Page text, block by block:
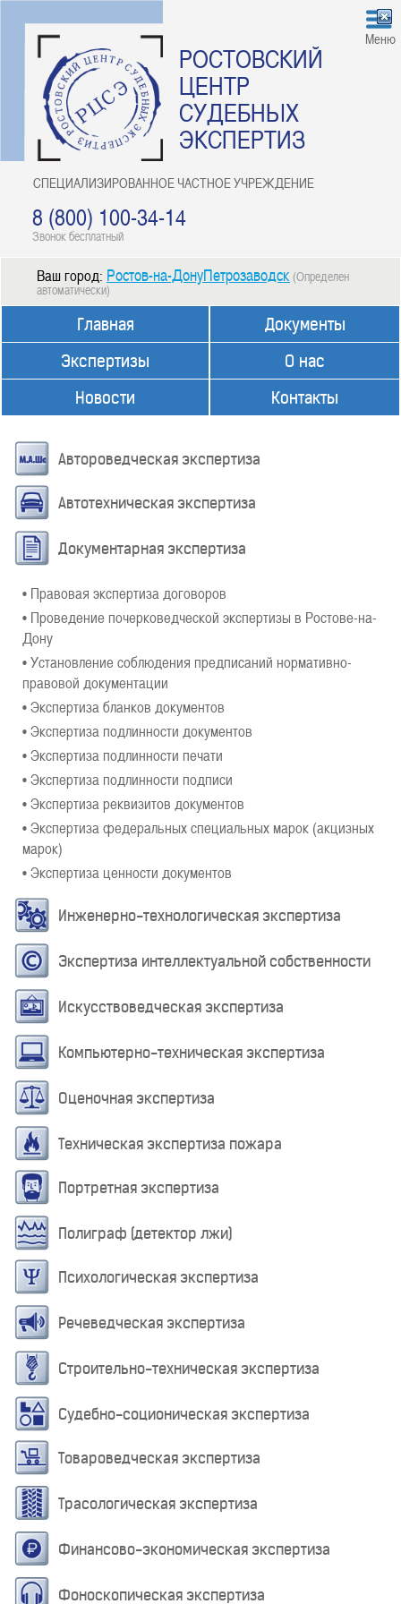
РОСТОВСКИЙ
ЦЕНТР
СУДЕБНЫХ
ЭКСПЕРТИЗ
СПЕЦИАЛИЗИРОВАННОЕ ЧАСТНОЕ УЧРЕЖДЕНИЕ
8 (800) 100-34-14
Звонок бесплатный
Меню
Ваш город: Ростов-на-ДонуПетрозаводск (Определен
автоматически)
Главная
Экспертизы
Новости
Документы
О нас
Контакты
Автороведческая экспертиза
Автотехническая экспертиза
Документарная экспертиза
• Правовая экспертиза договоров
• Проведение почерковедческой экспертизы в Ростове-на-
Дону
• Установление соблюдения предписаний нормативно-
правовой документации
• Экспертиза бланков документов
• Экспертиза подлинности документов
• Экспертиза подлинности печати
• Экспертиза подлинности подписи
• Экспертиза реквизитов документов
• Экспертиза федеральных специальных марок (акцизных
марок)
• Экспертиза ценности документов
Инженерно-технологическая экспертиза
Экспертиза интеллектуальной собственности
Искусствоведческая экспертиза
Компьютерно-техническая экспертиза
Оценочная экспертиза
Техническая экспертиза пожара
Портретная экспертиза
Полиграф (детектор лжи)
Психологическая экспертиза
Речеведческая экспертиза
Строительно-техническая экспертиза
Судебно-соционическая экспертиза
Товароведческая экспертиза
Трасологическая экспертиза
Финансово-экономическая экспертиза
Фоноскопическая экспертиза